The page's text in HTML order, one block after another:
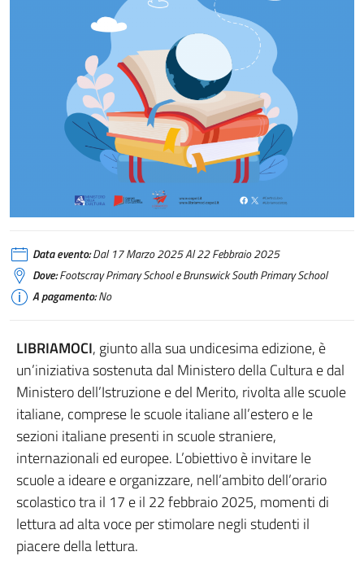
Data evento:Dal 17 Marzo 2025 Al 22 Febbraio 2025
Dove:Footscray Primary School e Brunswick South Primary School
A pagamento:No
LIBRIAMOCI, giunto alla sua undicesima edizione, è
un’iniziativa sostenuta dal Ministero della Cultura e dal
Ministero dell’Istruzione e del Merito, rivolta alle scuole
italiane, comprese le scuole italiane all’estero e le
sezioni italiane presenti in scuole straniere,
internazionali ed europee. L’obiettivo è invitare le
scuole a ideare e organizzare, nell’ambito dell’orario
scolastico tra il 17 e il 22 febbraio 2025, momenti di
lettura ad alta voce per stimolare negli studenti il
piacere della lettura.